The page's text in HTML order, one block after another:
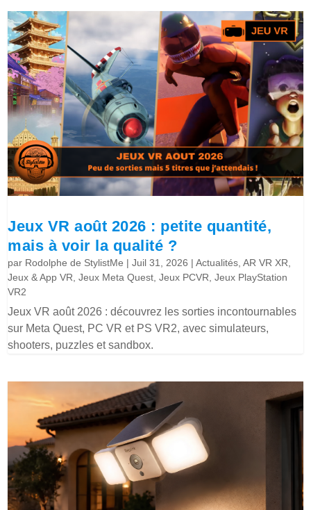
Jeux VR août 2026 : petite quantité,
mais à voir la qualité ?
par Rodolphe de StylistMe |Juil 31, 2026 |Actualités ,AR VR XR
Jeux & App VR ,Jeux Meta Quest ,Jeux PCVR ,Jeux PlayStation
VR2
Jeux VR août 2026 : découvrez les sorties incontournables
sur Meta Quest, PC VR et PS VR2, avec simulateurs,
shooters, puzzles et sandbox.